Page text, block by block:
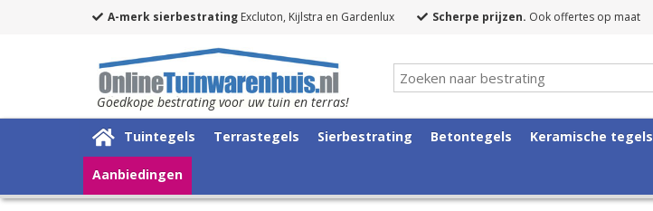
A-merk sierbestrating Excluton, Kijlstra en Gardenlux Scherpe prijzen. Ook offertes op maat
Goedkope bestrating voor uw tuin en terras!
Tuintegels Terrastegels Sierbestrating Betontegels Keramische tegels
Aanbiedingen